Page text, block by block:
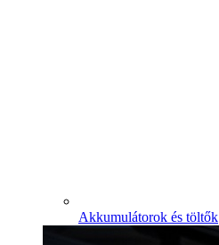
Akkumulátorok és töltők